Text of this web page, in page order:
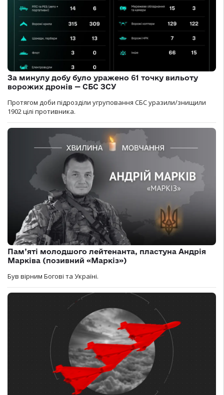
За минулу добу було уражено 61 точку вильоту
ворожих дронів — СБС ЗСУ
Протягом доби підрозділи угруповання СБС уразили/знищили
1902 цілі противника.
Пам’яті молодшого лейтенанта, пластуна Андрія
Марківа (позивний «Маркіз»)
Був вірним Богові та Україні.